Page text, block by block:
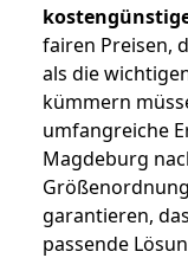
fairen Preisen,
als die
kümmern
umfangreiche
Magdeburg
garantieren,
passende